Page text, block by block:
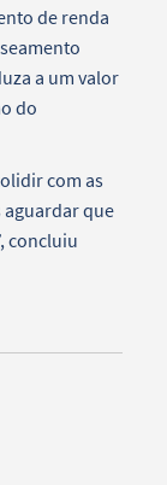
de renda
a um valor
do
com as
que
concluiu